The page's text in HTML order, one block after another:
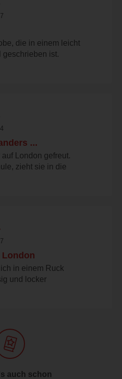
die in einem leicht
geschrieben ist.
...
London gefreut.
zieht sie in die
in einem Ruck
und locker
auch schon